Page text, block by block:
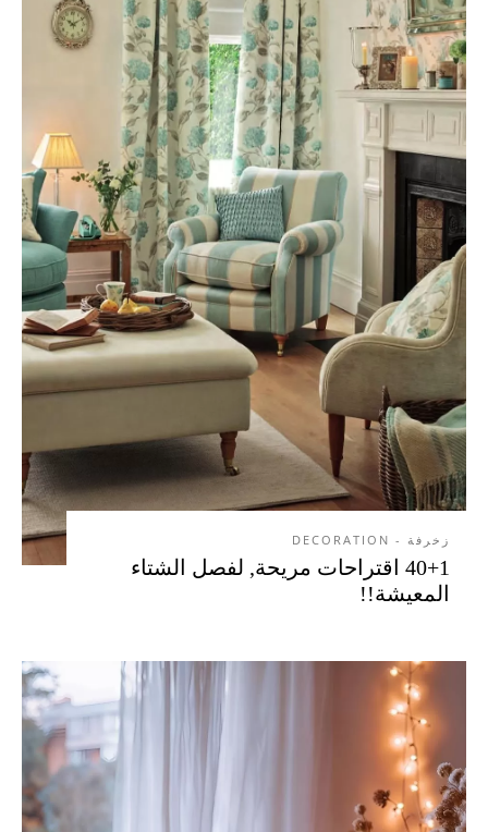
زخرفة - DECORATION
40+1 اقتراحات مريحة, لفصل الشتاء
المعيشة!!